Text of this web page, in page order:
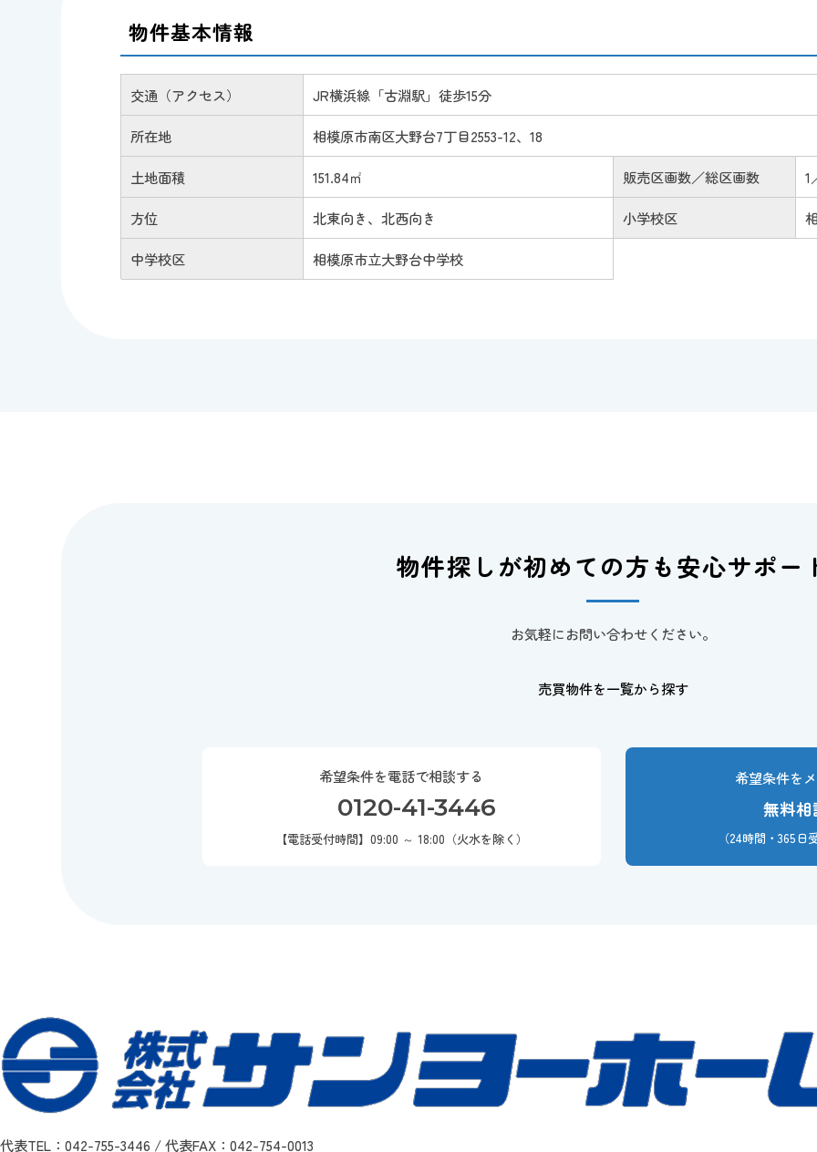
物件基本情報
交通（アクセス） JR横浜線「古淵駅」徒歩15分
所在地 相模原市南区大野台7丁目2553-12、18
土地面積 151.84㎡ 販売区画数／総区画数 1
方位 北東向き、北西向き 小学校区
中学校区 相模原市立大野台中学校
物件探しが初めての方も安心サポー
お気軽にお問い合わせください。
売買物件を一覧から探す
希望条件を電話で相談する
0120-41-3446
【電話受付時間】09:00 ～ 18:00（火水を除く）
希望条件を
無料
（24時間・365
代表TEL：042-755-3446 / 代表FAX：042-754-0013